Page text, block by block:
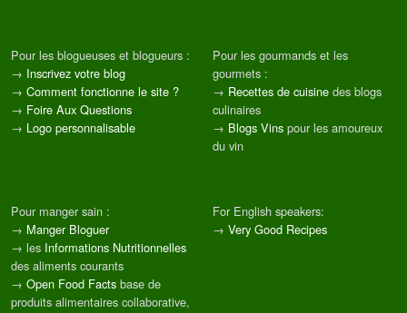
Pour les blogueuses et blogueurs :
→ Inscrivez votre blog
→ Comment fonctionne le site ?
→ Foire Aux Questions
→ Logo personnalisable
Pour les gourmands et les
gourmets :
→ Recettes de cuisine des blogs
culinaires
→ Blogs Vins pour les amoureux
du vin
Pour manger sain :
→ Manger Bloguer
→ les Informations Nutritionnelles
des aliments courants
→ Open Food Facts base de
produits alimentaires collaborative,
For English speakers:
→ Very Good Recipes